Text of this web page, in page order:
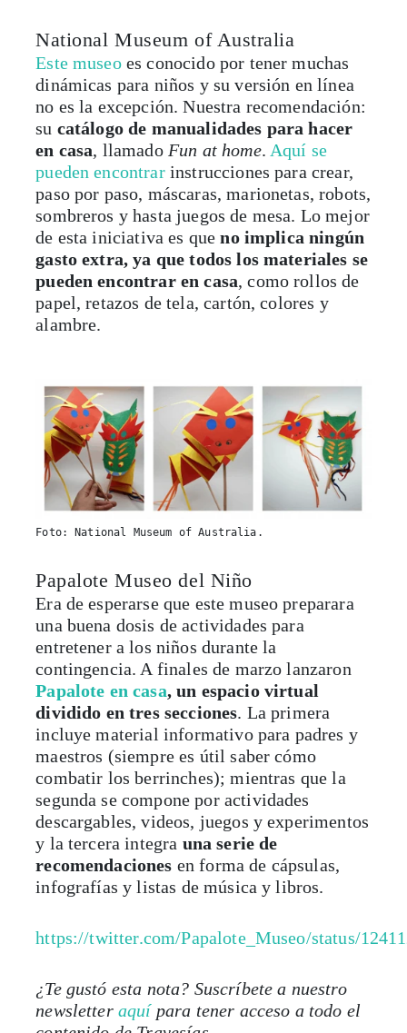
National Museum of Australia
Este museoes conocido por tener muchas
dinámicas para niños y su versión en línea
no es la excepción. Nuestra recomendación:
su catálogo de manualidades para hacer
en casa, llamado Fun at home. Aquí se
pueden encontrarinstrucciones para crear,
paso por paso, máscaras, marionetas, robots,
sombreros y hasta juegos de mesa. Lo mejor
de esta iniciativa es queno implica ningún
gasto extra, ya que todos los materiales se
pueden encontrar en casa, como rollos de
papel, retazos de tela, cartón, colores y
alambre.
Foto: National Museum of Australia.
Papalote Museo del Niño
Era de esperarse que este museo preparara
una buena dosis de actividades para
entretener a los niños durante la
contingencia. A finales de marzo lanzaron
Papalote en casa, un espacio virtual
dividido en tres secciones. La primera
incluye material informativo para padres y
maestros (siempre es útil saber cómo
combatir los berrinches); mientras que la
segunda se compone por actividades
descargables, videos, juegos y experimentos
y la tercera integra una serie de
recomendaciones en forma de cápsulas,
infografías y listas de música y libros.
https://twitter.com/Papalote_Museo/status/
¿Te gustó esta nota? Suscríbete a nuestro
newsletter aquípara tener acceso a todo el